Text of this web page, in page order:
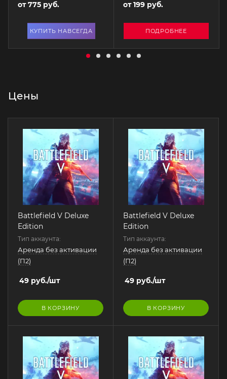
от775 руб.
КУПИТЬ НАВСЕГДА
от199 руб.
ПОДРОБНЕЕ
Цены
Battlefield V Deluxe
Edition
Тип аккаунта:
Аренда без активации
(П2)
49 руб./шт
В КОРЗИНУ
Battlefield V Deluxe
Edition
Тип аккаунта:
Аренда без активации
(П2)
49 руб./шт
В КОРЗИНУ